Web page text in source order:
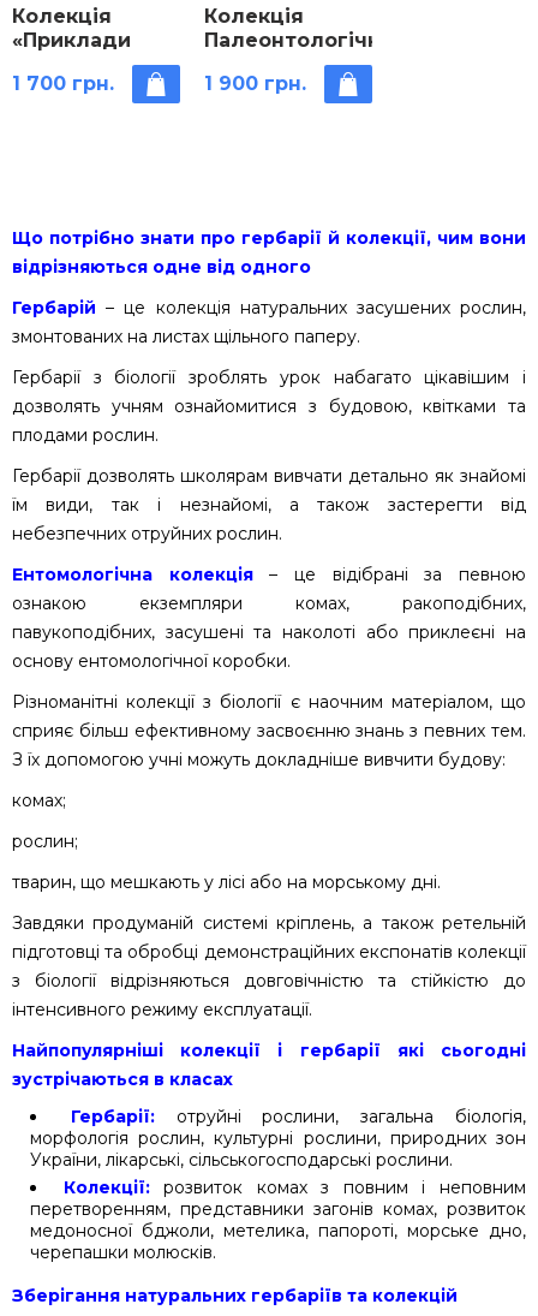
Колекція
«Приклади
пристосувань у
1 700 грн.
Колекція
Палеонтологічна
збереження
1 900 грн.
Що потрібно знати про гербарії й колекції, чим вони
відрізняються одне від одного
Гербарій – це колекція натуральних засушених рослин,
змонтованих на листах щільного паперу.
Гербарії з біології зроблять урок набагато цікавішим і
дозволять учням ознайомитися з будовою, квітками та
плодами рослин.
Гербарії дозволять школярам вивчати детально як знайомі
їм види, так і незнайомі, а також застерегти від
небезпечних отруйних рослин.
Ентомологічна колекція– це відібрані за певною
ознакою екземпляри комах, ракоподібних,
павукоподібних, засушені та наколоті або приклеєні на
основу ентомологічної коробки.
Різноманітні колекції з біології є наочним матеріалом, що
сприяє більш ефективному засвоєнню знань з певних тем.
З їх допомогою учні можуть докладніше вивчити будову:
комах;
рослин;
тварин, що мешкають у лісі або на морському дні.
Завдяки продуманій системі кріплень, а також ретельній
підготовці та обробці демонстраційних експонатів колекції
з біології відрізняються довговічністю та стійкістю до
інтенсивного режиму експлуатації.
Найпопулярніші колекції і гербарії які сьогодні
зустрічаються в класах
Гербарії:
отруйні рослини, загальна біологія,
морфологія рослин, культурні рослини, природних зон
України, лікарські, сільськогосподарські рослини.
Колекції:
розвиток комах з повним і неповним
перетворенням, представники загонів комах, розвиток
медоносної бджоли, метелика, папороті, морське дно,
черепашки молюсків.
Зберігання натуральних гербаріїв та колекцій